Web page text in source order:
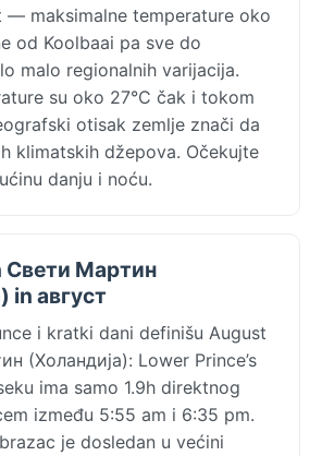
— maksimalne temperature oko
od Koolbaai pa sve do
malo regionalnih varijacija.
su oko 27°C čak i tokom
otisak zemlje znači da
klimatskih džepova. Očekujte
danju i noću.
Свети Мартин
in август
i kratki dani definišu August
(Холандија): Lower Prince’s
ima samo 1.9h direktnog
između 5:55 am i 6:35 pm.
je dosledan u većini